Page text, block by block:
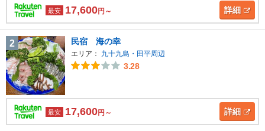
最安 17,600円～ 詳細
2 民宿 海の幸
エリア： 九十九島・田平周辺
3.28
最安 17,600円～ 詳細